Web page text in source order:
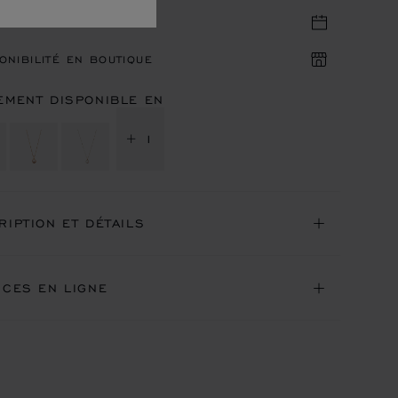
EN BOUTIQUE
DISPONIBLE EN
+ 1
ET DÉTAILS
EN LIGNE